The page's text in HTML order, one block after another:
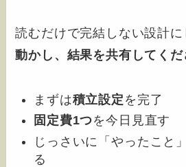
読むだけで完結しない設計に
動かし、結果を共有してくだ
まずは積立設定 を完了
固定費1つを今日見直す
じっさいに「やったこと
る